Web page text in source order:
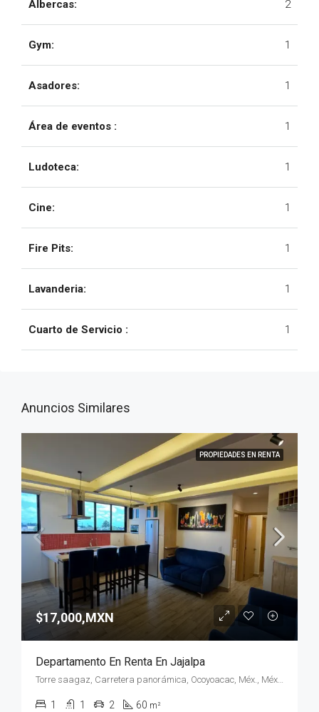
Albercas: 2
Gym: 1
Asadores: 1
Área de eventos : 1
Ludoteca: 1
Cine: 1
Fire Pits: 1
Lavanderia: 1
Cuarto de Servicio : 1
Anuncios Similares
PROPIEDADES EN RENTA
$17,000,MXN
Departamento En Renta En Jajalpa
Torre saagaz, Carretera panorámica, Ocoyoacac, Méx., México
1 1 2 60 m²